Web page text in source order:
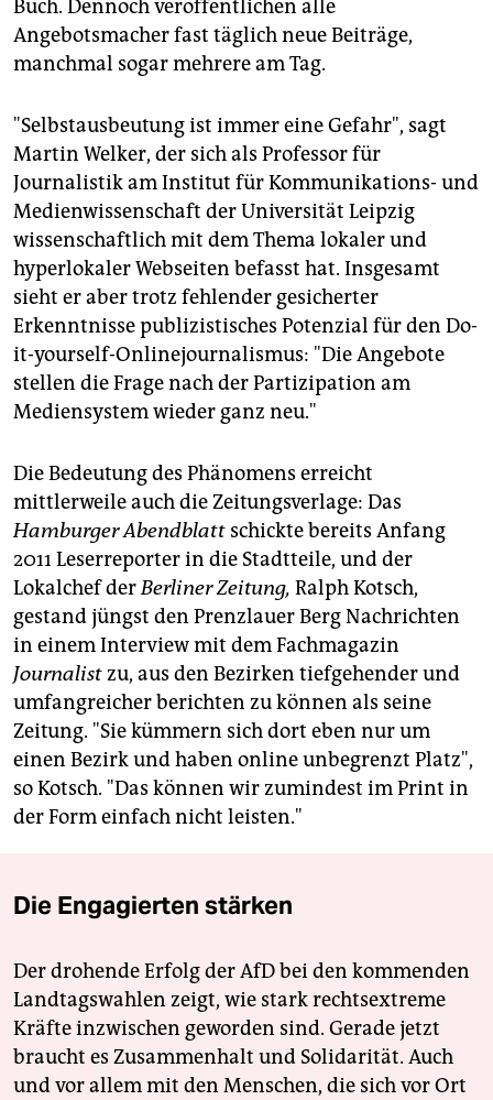
Büch. Dennoch veröffentlichen alle
Angebotsmacher fast täglich neue Beiträge,
manchmal sogar mehrere am Tag.
"Selbstausbeutung ist immer eine Gefahr", sagt
Martin Welker, der sich als Professor für
Journalistik am Institut für Kommunikations- und
Medienwissenschaft der Universität Leipzig
wissenschaftlich mit dem Thema lokaler und
hyperlokaler Webseiten befasst hat. Insgesamt
sieht er aber trotz fehlender gesicherter
Erkenntnisse publizistisches Potenzial für den Do-
it-yourself-Onlinejournalismus: "Die Angebote
stellen die Frage nach der Partizipation am
Mediensystem wieder ganz neu."
Die Bedeutung des Phänomens erreicht
mittlerweile auch die Zeitungsverlage: Das
Hamburger Abendblatt schickte bereits Anfang
2011 Leserreporter in die Stadtteile, und der
Lokalchef derBerliner Zeitung, Ralph Kotsch,
gestand jüngst den Prenzlauer Berg Nachrichten
in einem Interview mit dem Fachmagazin
Journalistzu, aus den Bezirken tiefgehender und
umfangreicher berichten zu können als seine
Zeitung. "Sie kümmern sich dort eben nur um
einen Bezirk und haben online unbegrenzt Platz",
so Kotsch. "Das können wir zumindest im Print in
der Form einfach nicht leisten."
Die Engagierten stärken
Der drohende Erfolg der AfD bei den kommenden
Landtagswahlen zeigt, wie stark rechtsextreme
Kräfte inzwischen geworden sind. Gerade jetzt
braucht es Zusammenhalt und Solidarität. Auch
und vor allem mit den Menschen, die sich vor Ort